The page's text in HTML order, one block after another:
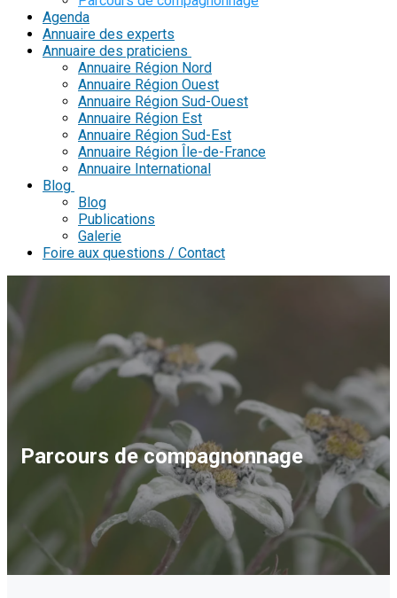
Agenda
Annuaire des experts
Annuaire des praticiens
Annuaire Région Nord
Annuaire Région Ouest
Annuaire Région Sud-Ouest
Annuaire Région Est
Annuaire Région Sud-Est
Annuaire Région Île-de-France
Annuaire International
Blog
Blog
Publications
Galerie
Foire aux questions / Contact
Parcours de compagnonnage